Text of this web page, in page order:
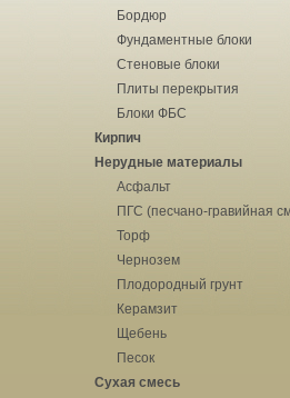
Бордюр
Фундаментные блоки
Стеновые блоки
Плиты перекрытия
Блоки ФБС
Кирпич
Нерудные материалы
Асфальт
ПГС (песчано-гравийная
Торф
Чернозем
Плодородный грунт
Керамзит
Щебень
Песок
Сухая смесь